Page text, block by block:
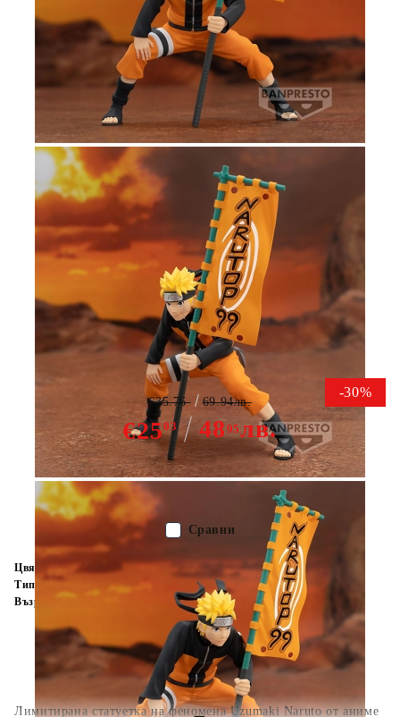
Share Tweet
Naruto Shippuden:
Колекционерска Фигурка -
Uzumaki Naruto
-30%
€2503 48 95лв.
€35.76 69.94лв.
Няма в наличност - Не важи за "Pre-Order" обяви
Лимитирана статуетка на феномена Uzumaki Naruto от аниме
Цвят:
Многоцветен
Тип:
Фигурка
Възраст:
Сравни